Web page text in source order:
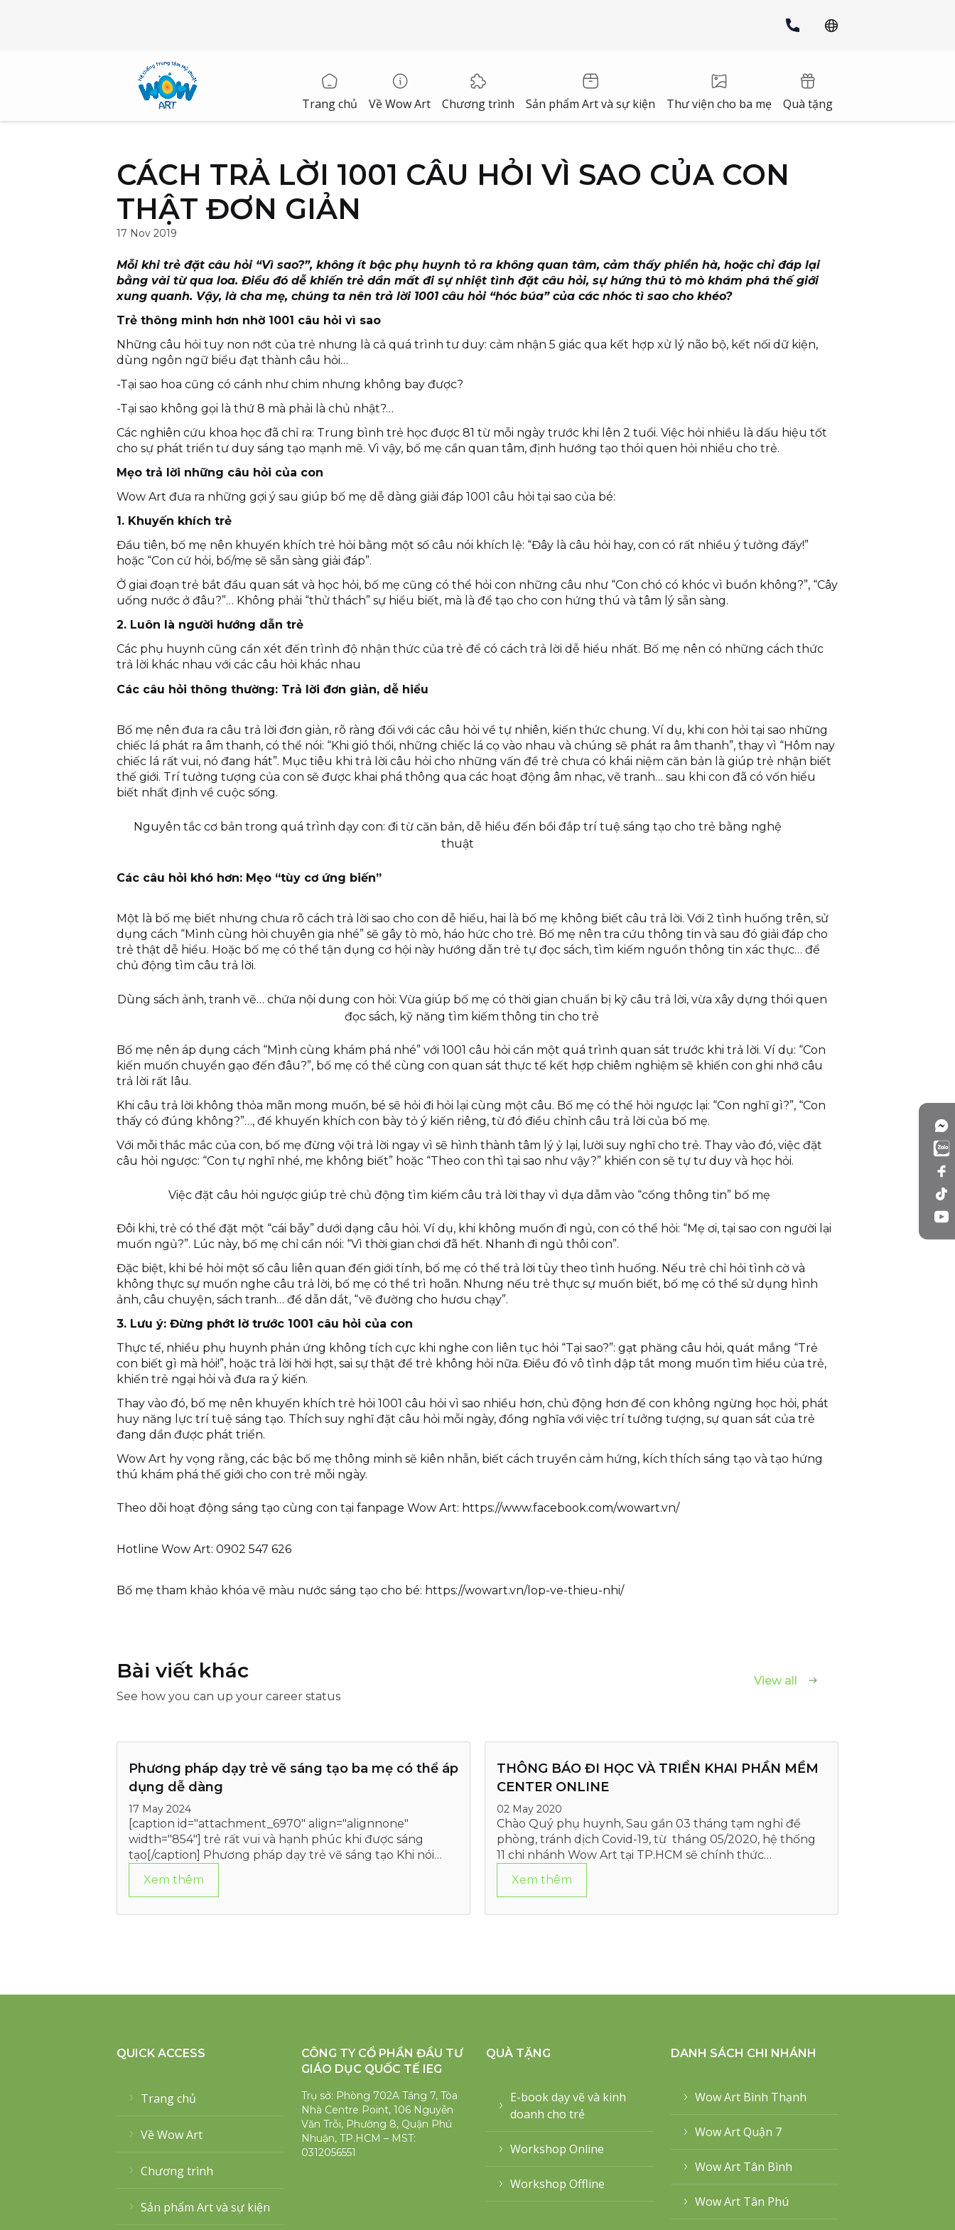
Trang chủ Về Wow Art Chương trình Sản phẩm Art và sự kiện Thư viện cho ba mẹ Quà tặng
CÁCH TRẢ LỜI 1001 CÂU HỎI VÌ SAO CỦA CON
THẬT ĐƠN GIẢN
17 Nov 2019
Mỗi khi trẻ đặt câu hỏi “Vì sao?”, không ít bậc phụ huynh tỏ ra không quan tâm, cảm thấy phiền hà, hoặc chỉ đáp lại
bằng vài từ qua loa. Điều đó dễ khiến trẻ dần mất đi sự nhiệt tình đặt câu hỏi, sự hứng thú tò mò khám phá thế giới
xung quanh. Vậy, là cha mẹ, chúng ta nên trả lời 1001 câu hỏi “hóc búa” của các nhóc tì sao cho khéo?
Trẻ thông minh hơn nhờ 1001 câu hỏi vì sao
Những câu hỏi tuy non nớt của trẻ nhưng là cả quá trình tư duy: cảm nhận 5 giác qua kết hợp xử lý não bộ, kết nối dữ kiện,
dùng ngôn ngữ biểu đạt thành câu hỏi…
-Tại sao hoa cũng có cánh như chim nhưng không bay được?
-Tại sao không gọi là thứ 8 mà phải là chủ nhật?…
Các nghiên cứu khoa học đã chỉ ra: Trung bình trẻ học được 81 từ mỗi ngày trước khi lên 2 tuổi. Việc hỏi nhiều là dấu hiệu tốt
cho sự phát triển tư duy sáng tạo mạnh mẽ. Vì vậy, bố mẹ cần quan tâm, định hướng tạo thói quen hỏi nhiều cho trẻ.
Mẹo trả lời những câu hỏi của con
Wow Art đưa ra những gợi ý sau giúp bố mẹ dễ dàng giải đáp 1001 câu hỏi tại sao của bé:
1. Khuyến khích trẻ
Đầu tiên, bố mẹ nên khuyến khích trẻ hỏi bằng một số câu nói khích lệ: “Đây là câu hỏi hay, con có rất nhiều ý tưởng đấy!”
hoặc “Con cứ hỏi, bố/mẹ sẽ sẵn sàng giải đáp”.
Ở giai đoạn trẻ bắt đầu quan sát và học hỏi, bố mẹ cũng có thể hỏi con những câu như “Con chó có khóc vì buồn không?”, “Cây
uống nước ở đâu?”… Không phải “thử thách” sự hiểu biết, mà là để tạo cho con hứng thú và tâm lý sẵn sàng.
2. Luôn là người hướng dẫn trẻ
Các phụ huynh cũng cần xét đến trình độ nhận thức của trẻ để có cách trả lời dễ hiểu nhất. Bố mẹ nên có những cách thức
trả lời khác nhau với các câu hỏi khác nhau
Các câu hỏi thông thường: Trả lời đơn giản, dễ hiểu
Bố mẹ nên đưa ra câu trả lời đơn giản, rõ ràng đối với các câu hỏi về tự nhiên, kiến thức chung. Ví dụ, khi con hỏi tại sao những
chiếc lá phát ra âm thanh, có thể nói: “Khi gió thổi, những chiếc lá cọ vào nhau và chúng sẽ phát ra âm thanh”, thay vì “Hôm nay
chiếc lá rất vui, nó đang hát”. Mục tiêu khi trả lời câu hỏi cho những vấn đề trẻ chưa có khái niệm căn bản là giúp trẻ nhận biết
thế giới. Trí tưởng tượng của con sẽ được khai phá thông qua các hoạt động âm nhạc, vẽ tranh… sau khi con đã có vốn hiểu
biết nhất định về cuộc sống.
Nguyên tắc cơ bản trong quá trình dạy con: đi từ căn bản, dễ hiểu đến bồi đắp trí tuệ sáng tạo cho trẻ bằng nghệ
thuật
Các câu hỏi khó hơn: Mẹo “tùy cơ ứng biến”
Một là bố mẹ biết nhưng chưa rõ cách trả lời sao cho con dễ hiểu, hai là bố mẹ không biết câu trả lời. Với 2 tình huống trên, sử
dụng cách “Mình cùng hỏi chuyên gia nhé” sẽ gây tò mò, háo hức cho trẻ. Bố mẹ nên tra cứu thông tin và sau đó giải đáp cho
trẻ thật dễ hiểu. Hoặc bố mẹ có thể tận dụng cơ hội này hướng dẫn trẻ tự đọc sách, tìm kiếm nguồn thông tin xác thực… để
chủ động tìm câu trả lời.
Dùng sách ảnh, tranh vẽ… chứa nội dung con hỏi: Vừa giúp bố mẹ có thời gian chuẩn bị kỹ câu trả lời, vừa xây dựng thói quen
đọc sách, kỹ năng tìm kiếm thông tin cho trẻ
Bố mẹ nên áp dụng cách “Mình cùng khám phá nhé” với 1001 câu hỏi cần một quá trình quan sát trước khi trả lời. Ví dụ: “Con
kiến ​​muốn chuyển gạo đến đâu?”, bố mẹ có thể cùng con quan sát thực tế kết hợp chiêm nghiệm sẽ khiến con ghi nhớ câu
trả lời rất lâu.
Khi câu trả lời không thỏa mãn mong muốn, bé sẽ hỏi đi hỏi lại cùng một câu. Bố mẹ có thể hỏi ngược lại: “Con nghĩ gì?”, “Con
thấy có đúng không?”…, để khuyến khích con bày tỏ ý kiến riêng, từ đó điều chỉnh câu trả lời của bố mẹ.
Với mỗi thắc mắc của con, bố mẹ đừng vội trả lời ngay vì sẽ hình thành tâm lý ỷ lại, lười suy nghĩ cho trẻ. Thay vào đó, việc đặt
câu hỏi ngược: “Con tự nghĩ nhé, mẹ không biết” hoặc “Theo con thì tại sao như vậy?” khiến con sẽ tự tư duy và học hỏi.
Việc đặt câu hỏi ngược giúp trẻ chủ động tìm kiếm câu trả lời thay vì dựa dẫm vào “cổng thông tin” bố mẹ
Đôi khi, trẻ có thể đặt một “cái bẫy” dưới dạng câu hỏi. Ví dụ, khi không muốn đi ngủ, con có thể hỏi: “Mẹ ơi, tại sao con người lại
muốn ngủ?”. Lúc này, bố mẹ chỉ cần nói: “Vì thời gian chơi đã hết. Nhanh đi ngủ thôi con”.
Đặc biệt, khi bé hỏi một số câu liên quan đến giới tính, bố mẹ có thể trả lời tùy theo tình huống. Nếu trẻ chỉ hỏi tình cờ và
không thực sự muốn nghe câu trả lời, bố mẹ có thể trì hoãn. Nhưng nếu trẻ thực sự muốn biết, bố mẹ có thể sử dụng hình
ảnh, câu chuyện, sách tranh… để dẫn dắt, “vẽ đường cho hươu chạy”.
3. Lưu ý: Đừng phớt lờ trước 1001 câu hỏi của con
Thực tế, nhiều phụ huynh phản ứng không tích cực khi nghe con liên tục hỏi “Tại sao?”: gạt phăng câu hỏi, quát mắng “Trẻ
con biết gì mà hỏi!”, hoặc trả lời hời hợt, sai sự thật để trẻ không hỏi nữa. Điều đó vô tình dập tắt mong muốn tìm hiểu của trẻ,
khiến trẻ ngại hỏi và đưa ra ý kiến.
Thay vào đó, bố mẹ nên khuyến khích trẻ hỏi 1001 câu hỏi vì sao nhiều hơn, chủ động hơn để con không ngừng học hỏi, phát
huy năng lực trí tuệ sáng tạo. Thích suy nghĩ đặt câu hỏi mỗi ngày, đồng nghĩa với việc trí tưởng tượng, sự quan sát của trẻ
đang dần được phát triển.
Wow Art hy vọng rằng, các bậc bố mẹ thông minh sẽ kiên nhẫn, biết cách truyền cảm hứng, kích thích sáng tạo và tạo hứng
thú khám phá thế giới cho con trẻ mỗi ngày.
Theo dõi hoạt động sáng tạo cùng con tại fanpage Wow Art: https://www.facebook.com/wowart.vn/
Hotline Wow Art: 0902 547 626
Bố mẹ tham khảo khóa vẽ màu nước sáng tạo cho bé: https://wowart.vn/lop-ve-thieu-nhi/
Bài viết khác
See how you can up your career status
View all
Phương pháp dạy trẻ vẽ sáng tạo ba mẹ có thể áp
dụng dễ dàng
17 May 2024
[caption id="attachment_6970" align="alignnone"
width="854"] trẻ rất vui và hạnh phúc khi được sáng
tạo[/caption] Phương pháp dạy trẻ vẽ sáng tạo Khi nói
Xem thêm
THÔNG BÁO ĐI HỌC VÀ TRIỂN KHAI PHẦN MỀM
CENTER ONLINE
02 May 2020
Chào Quý phụ huynh, Sau gần 03 tháng tạm nghỉ để
phòng, tránh dịch Covid-19, từ tháng 05/2020, hệ thống
11 chi nhánh Wow Art tại TP.HCM sẽ chính thức…
Xem thêm
QUICK ACCESS
Trang chủ
Về Wow Art
Chương trình
Sản phẩm Art và sự kiện
CÔNG TY CỔ PHẦN ĐẦU TƯ
GIÁO DỤC QUỐC TẾ IEG
Trụ sở: Phòng 702A Tầng 7, Tòa
Nhà Centre Point, 106 Nguyễn
Văn Trỗi, Phường 8, Quận Phú
Nhuận, TP.HCM – MST:
0312056551
QUÀ TẶNG
E-book dạy vẽ và kinh
doanh cho trẻ
Workshop Online
Workshop Offline
DANH SÁCH CHI NHÁNH
Wow Art Bình Thạnh
Wow Art Quận 7
Wow Art Tân Bình
Wow Art Tân Phú